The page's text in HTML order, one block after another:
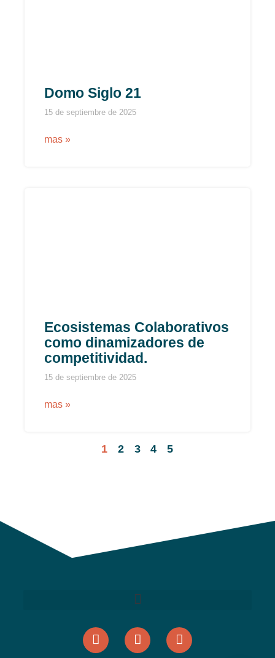
Domo Siglo 21
15 de septiembre de 2025
mas »
Ecosistemas Colaborativos
como dinamizadores de
competitividad.
15 de septiembre de 2025
mas »
1 2 3 4 5